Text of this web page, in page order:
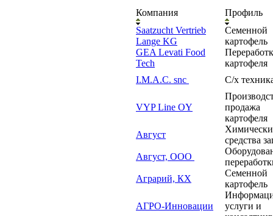
Компания
Профиль
Saatzucht Vertrieb
Lange KG
Семенной
картофель
GEA Levati Food
Tech
картофеля
I.M.A.C. snc
С/х
VYP Line OY
продажа
картофеля
Август
средства
Август, ООО
Аграрий, КХ
Семенной
картофель
АГРО-Инновации
услуги и